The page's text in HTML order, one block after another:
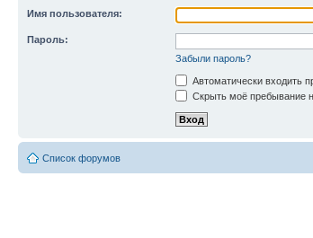
Имя пользователя:
Пароль:
Забыли пароль?
Автоматически входить
Скрыть моё пребывание
Список форумов